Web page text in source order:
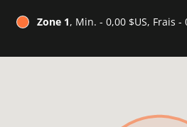
Zone 1, Min. - 0,00 $US, Frais -